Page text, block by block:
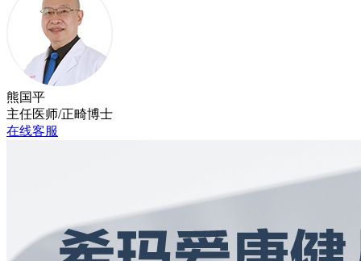
熊国平
主任医师/正畸博士
在线客服